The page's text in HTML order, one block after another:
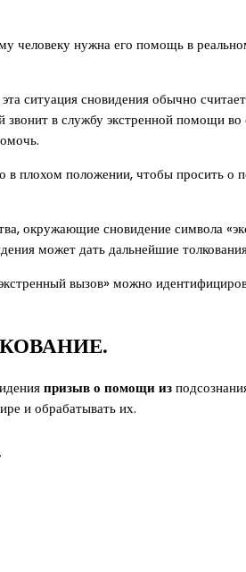
человеку нужна его помощь в
ситуация сновидения обычно
в службу экстренной помощи во
в плохом положении, чтобы просить
окружающие сновидение символа
может дать дальнейшие
вызов» можно
призыв о помощи из
и обрабатывать их.